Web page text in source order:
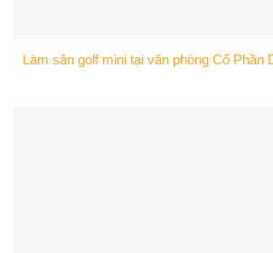
Làm sân golf mini tại văn phòng Cổ Phần